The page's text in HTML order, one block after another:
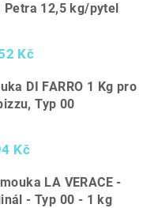
Petra 12,5 kg/pytel
Kč
DI FARRO 1 Kg pro
Typ 00
Kč
LA VERACE -
- Typ 00 - 1 kg